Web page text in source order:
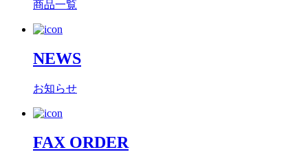
商品一覧
NEWS
お知らせ
FAX ORDER